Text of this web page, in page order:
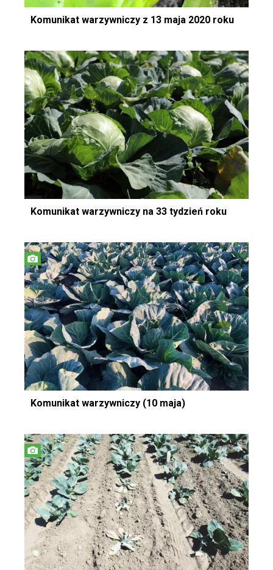
Komunikat warzywniczy z 13 maja 2020 roku
Komunikat warzywniczy na 33 tydzień roku
Komunikat warzywniczy (10 maja)